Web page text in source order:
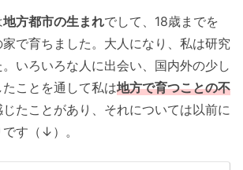
地方都市の生まれでして、18歳までを
で育ちました。大人になり、私は研究
いろいろな人に出会い、国内外の少し
ことを通して私は地方で育つことの不
たことがあり、それについては以前に
す（↓）。